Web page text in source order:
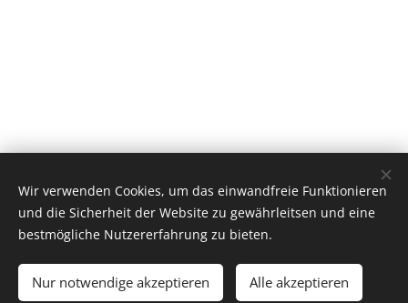
Impressum
DSGVO
Cookies
Wir verwenden Cookies, um das einwandfreie Funktionieren
und die Sicherheit der Website zu gewährleitsen und eine
bestmögliche Nutzererfahrung zu bieten.
Nur notwendige akzeptieren Alle akzeptieren